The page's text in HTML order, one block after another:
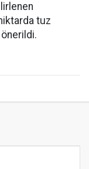
tuz